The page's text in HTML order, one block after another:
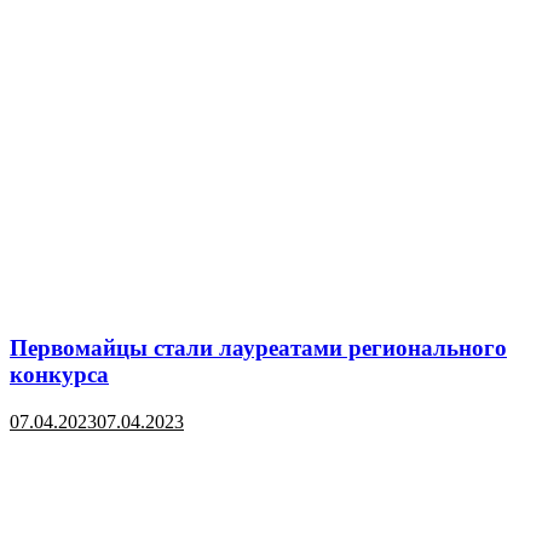
Первомайцы стали лауреатами регионального
конкурса
07.04.202307.04.2023